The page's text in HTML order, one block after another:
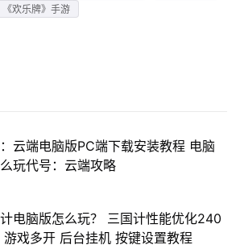
《欢乐牌》手游
云端电脑版PC端下载安装教程 电脑
玩代号：云端攻略
电脑版怎么玩？ 三国计性能优化240
游戏多开 后台挂机 按键设置教程